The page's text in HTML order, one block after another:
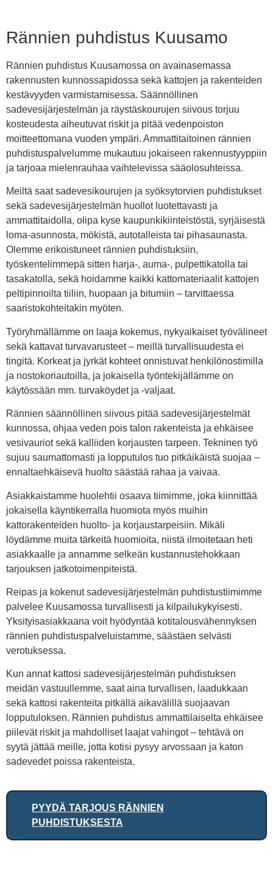
Rännien puhdistus Kuusamo
Rännien puhdistus Kuusamossa on avainasemassa
rakennusten kunnossapidossa sekä kattojen ja rakenteiden
kestävyyden varmistamisessa. Säännöllinen
sadevesijärjestelmän ja räystäskourujen siivous torjuu
kosteudesta aiheutuvat riskit ja pitää vedenpoiston
moitteettomana vuoden ympäri. Ammattitaitoinen rännien
puhdistuspalvelumme mukautuu jokaiseen rakennustyyppiin
ja tarjoaa mielenrauhaa vaihtelevissa sääolosuhteissa.
Meiltä saat sadevesikourujen ja syöksytorvien puhdistukset
sekä sadevesijärjestelmän huollot luotettavasti ja
ammattitaidolla, olipa kyse kaupunkikiinteistöstä, syrjäisestä
loma-asunnosta, mökistä, autotalleista tai pihasaunasta.
Olemme erikoistuneet rännien puhdistuksiin,
työskentelimmepä sitten harja-, auma-, pulpettikatolla tai
tasakatolla, sekä hoidamme kaikki kattomateriaalit kattojen
peltipinnoilta tiiliin, huopaan ja bitumiin – tarvittaessa
saaristokohteitakin myöten.
Työryhmällämme on laaja kokemus, nykyaikaiset työvälineet
sekä kattavat turvavarusteet – meillä turvallisuudesta ei
tingitä. Korkeat ja jyrkät kohteet onnistuvat henkilönostimilla
ja nostokoriautoilla, ja jokaisella työntekijällämme on
käytössään mm. turvaköydet ja -valjaat.
Rännien säännöllinen siivous pitää sadevesijärjestelmät
kunnossa, ohjaa veden pois talon rakenteista ja ehkäisee
vesivauriot sekä kalliiden korjausten tarpeen. Tekninen työ
sujuu saumattomasti ja lopputulos tuo pitkäikäistä suojaa –
ennaltaehkäisevä huolto säästää rahaa ja vaivaa.
Asiakkaistamme huolehtii osaava tiimimme, joka kiinnittää
jokaisella käyntikerralla huomiota myös muihin
kattorakenteiden huolto- ja korjaustarpeisiin. Mikäli
löydämme muita tärkeitä huomioita, niistä ilmoitetaan heti
asiakkaalle ja annamme selkeän kustannustehokkaan
tarjouksen jatkotoimenpiteistä.
Reipas ja kokenut sadevesijärjestelmän puhdistustiimimme
palvelee Kuusamossa turvallisesti ja kilpailukykyisesti.
Yksityisasiakkaana voit hyödyntää kotitalousvähennyksen
rännien puhdistuspalveluistamme, säästäen selvästi
verotuksessa.
Kun annat kattosi sadevesijärjestelmän puhdistuksen
meidän vastuullemme, saat aina turvallisen, laadukkaan
sekä kattosi rakenteita pitkällä aikavälillä suojaavan
lopputuloksen. Rännien puhdistus ammattilaiselta ehkäisee
piilevät riskit ja mahdolliset laajat vahingot – tehtävä on
syytä jättää meille, jotta kotisi pysyy arvossaan ja katon
sadevedet poissa rakenteista.
PYYDÄ TARJOUS RÄNNIEN
PUHDISTUKSESTA